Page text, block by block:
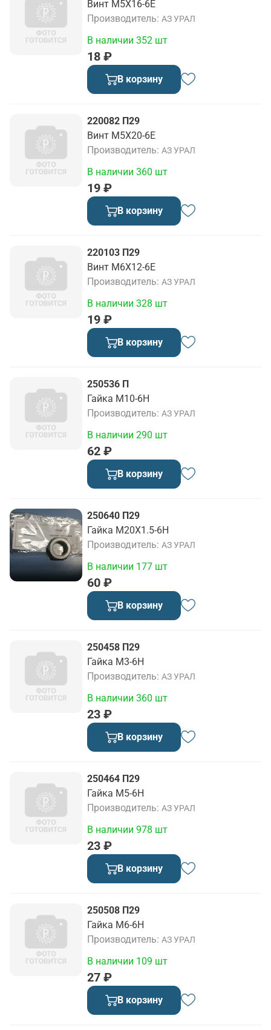
Винт М5Х16-6Е
Производитель АЗ УРАЛ
18 ₽
В наличии 352 шт
В корзину
220082 П29
Винт М5Х20-6Е
Производитель АЗ УРАЛ
19 ₽
В наличии 360 шт
В корзину
220103 П29
Винт М6Х12-6Е
Производитель АЗ УРАЛ
19 ₽
В наличии 328 шт
В корзину
250536 П
Гайка М10-6Н
Производитель АЗ УРАЛ
62 ₽
В наличии 290 шт
В корзину
250640 П29
Гайка М20Х1.5-6Н
Производитель АЗ УРАЛ
60 ₽
В наличии 177 шт
В корзину
250458 П29
Гайка М3-6Н
Производитель АЗ УРАЛ
23 ₽
В наличии 360 шт
В корзину
250464 П29
Гайка М5-6Н
Производитель АЗ УРАЛ
23 ₽
В наличии 978 шт
В корзину
250508 П29
Гайка М6-6Н
Производитель АЗ УРАЛ
27 ₽
В наличии 109 шт
В корзину